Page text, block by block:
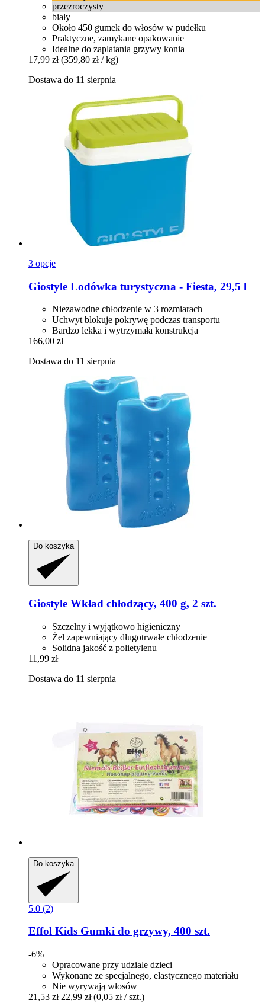
przezroczysty
biały
Około 450 gumek do włosów w pudełku
Praktyczne, zamykane opakowanie
Idealne do zaplatania grzywy konia
17,99 zł (359,80 zł / kg)
Dostawa do 11 sierpnia
3 opcje
Giostyle Lodówka turystyczna -​ Fiesta, 29,5 l
Niezawodne chłodzenie w 3 rozmiarach
Uchwyt blokuje pokrywę podczas transportu
Bardzo lekka i wytrzymała konstrukcja
166,00 zł
Dostawa do 11 sierpnia
Do koszyka
Giostyle Wkład chłodzący, 400 g, 2 szt.
Szczelny i wyjątkowo higieniczny
Żel zapewniający długotrwałe chłodzenie
Solidna jakość z polietylenu
11,99 zł
Dostawa do 11 sierpnia
Do koszyka
5.0 (2)
Effol Kids Gumki do grzywy, 400 szt.
-6%
Opracowane przy udziale dzieci
Wykonane ze specjalnego, elastycznego materiału
Nie wyrywają włosów
21,53 zł 22,99 zł (0,05 zł / szt.)